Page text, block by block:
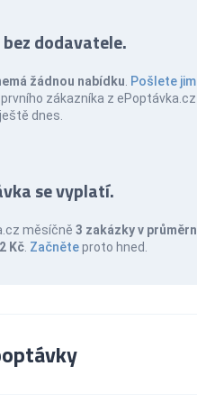
dodavatele.
žádnou nabídku Pošlete jim
zákazníka z ePoptávka.cz
ještě dnes.
se vyplatí.
měsíčně 3 zakázky v
Kč Začněteproto hned.